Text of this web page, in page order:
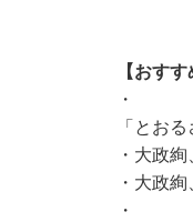
【おすす
・
「とお
・ 大政絢
・ 大政絢
・